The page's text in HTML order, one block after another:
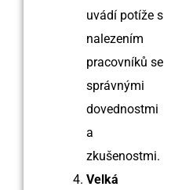
uvádí potíže s
nalezením
pracovníků se
správnými
dovednostmi
a
zkušenostmi.
Velká